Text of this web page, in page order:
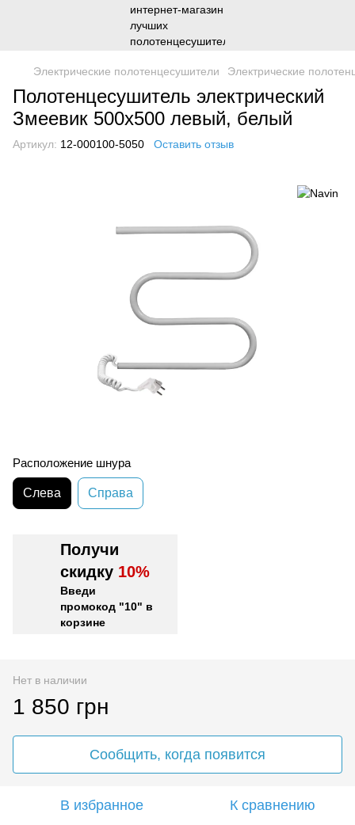
Электрические полотенцесушители Электрические
Полотенцесушитель электрический
Змеевик 500х500 левый, белый
Артикул: 12-000100-5050 Оставить отзыв
Расположение шнура
Слева Справа
Получи
скидку 10%
Введи
промокод "10" в
корзине
Нет в наличии
1 850 грн
Сообщить, когда появится
В избранное К сравнению